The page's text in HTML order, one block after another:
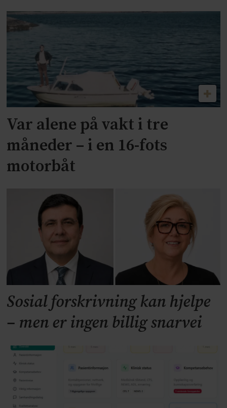
Var alene på vakt i tre
måneder – i en 16-fots
motorbåt
Sosial forskrivning kan hjelpe
– men er ingen billig snarvei